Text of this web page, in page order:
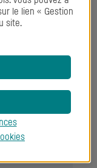
le lien « Gestion
site.